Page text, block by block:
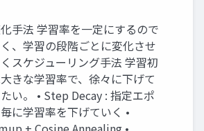
手法 学習率を一定にするので
、学習の段階ごとに変化させ
スケジューリング手法 学習初
きな学習率で、徐々に下げて
い。 • Step Decay : 指定エポ
に学習率を下げていく •